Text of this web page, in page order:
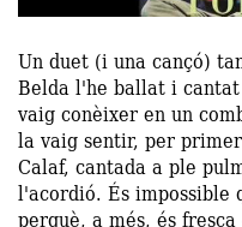
Un duet (i una cançó)
Belda l'he ballat i
vaig conèixer en un
la vaig sentir, per
Calaf, cantada a ple
l'acordió. És impossible
perquè, a més, és